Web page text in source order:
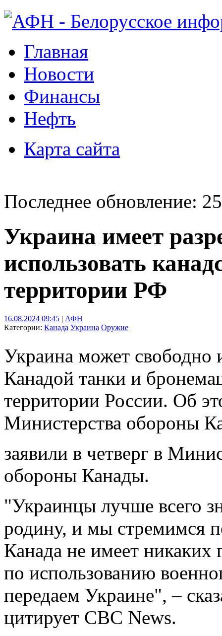
Главная
Новости
Финансы
Нефть
Карта сайта
Последнее обновление:
Украина имеет
использовать
территории РФ
16.08.2024 09:45 | АФН
Категории: Канада Украина Оружие
Украина может свободно
Канадой танки и
территории России. Об
Министерства обороны
заявили в четверг в
обороны Канады.
"Украинцы лучше всего
родину, и мы стремимся
Канада не имеет никаких
по использованию
передаем Украине", –
цитирует CBC News.